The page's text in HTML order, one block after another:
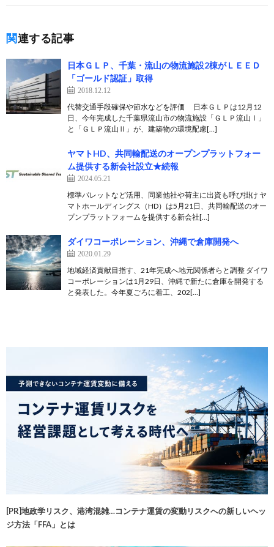
関連する記事
日本ＧＬＰ、千葉・流山の物流施設2棟がＬＥＥＤ
「ゴールド認証」取得
2018.12.12
代替交通手段確保や節水などを評価 日本ＧＬＰは12月12
日、今年完成した千葉県流山市の物流施設「ＧＬＰ流山Ⅰ」
と「ＧＬＰ流山Ⅱ」が、建築物の環境配慮[…]
ヤマトHD、共同輸配送のオープンプラットフォー
ム提供する新会社設立★続報
2024.05.21
標準パレットなど活用、同業他社や荷主に出資も呼び掛け ヤ
マトホールディングス（HD）は5月21日、共同輸配送のオー
プンプラットフォームを提供する新会社[…]
ダイワコーポレーション、沖縄で倉庫開発へ
2020.01.29
地域経済貢献目指す、21年完成へ地元関係者らと調整 ダイワ
コーポレーションは1月29日、沖縄で新たに倉庫を開発する
と発表した。今年夏ごろに着工、202[…]
[PR]地政学リスク、港湾混雑…コンテナ運賃の変動リスクへの新しいヘッ
ジ方法「FFA」とは